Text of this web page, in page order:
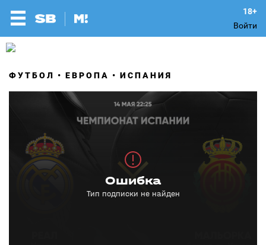
Войти
ФУТБОЛ ЕВРОПА ИСПАНИЯ